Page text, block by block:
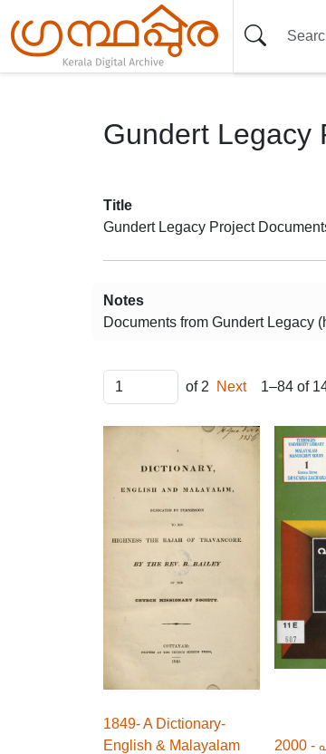
Gundert Legacy
Title
Gundert Legacy Project
Notes
Documents from Gundert Legacy
Items of 2 Next 1–84 of
1849- A Dictionary-
English & Malayalam
2000 -